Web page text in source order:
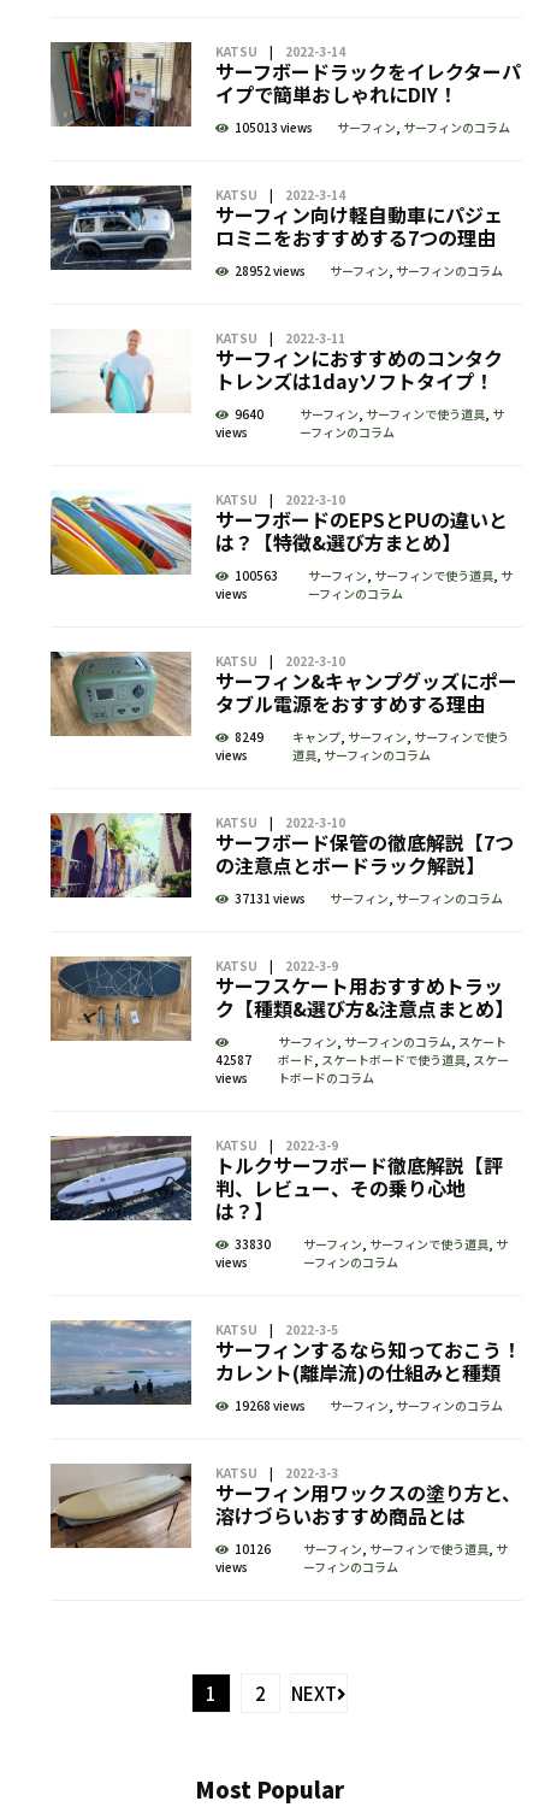
KATSU 2022-3-14
サーフボードラックをイレクターパ
イプで簡単おしゃれにDIY！
105013 views サーフィン, サーフィンのコラム
KATSU 2022-3-14
サーフィン向け軽自動車にパジェ
ロミニをおすすめする7つの理由
28952 views サーフィン, サーフィンのコラム
KATSU 2022-3-11
サーフィンにおすすめのコンタク
トレンズは1dayソフトタイプ！
9640
views
サーフィン, サーフィンで使う道具, サ
ーフィンのコラム
KATSU 2022-3-10
サーフボードのEPSとPUの違いと
は？【特徴&選び方まとめ】
100563
views
サーフィン, サーフィンで使う道具, サ
ーフィンのコラム
KATSU 2022-3-10
サーフィン&キャンプグッズにポー
タブル電源をおすすめする理由
8249
views
キャンプ, サーフィン, サーフィンで使う
道具, サーフィンのコラム
KATSU 2022-3-10
サーフボード保管の徹底解説【7つ
の注意点とボードラック解説】
37131 views サーフィン, サーフィンのコラム
KATSU 2022-3-9
サーフスケート用おすすめトラッ
ク【種類&選び方&注意点まとめ】
42587
views
サーフィン, サーフィンのコラム, スケート
ボード, スケートボードで使う道具, スケー
トボードのコラム
KATSU 2022-3-9
トルクサーフボード徹底解説【評
判、レビュー、その乗り心地
は？】
33830
views
サーフィン, サーフィンで使う道具, サ
ーフィンのコラム
KATSU 2022-3-5
サーフィンするなら知っておこう！
カレント(離岸流)の仕組みと種類
19268 views サーフィン, サーフィンのコラム
KATSU 2022-3-3
サーフィン用ワックスの塗り方と、
溶けづらいおすすめ商品とは
10126
views
サーフィン, サーフィンで使う道具, サ
ーフィンのコラム
1 2 NEXT
Most Popular